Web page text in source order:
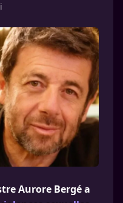
Aurore Bergé a